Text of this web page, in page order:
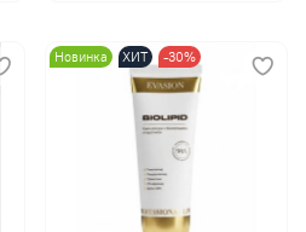
Новинка ХИТ -30%